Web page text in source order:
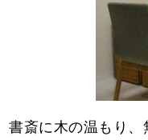
書斎に木の温もり